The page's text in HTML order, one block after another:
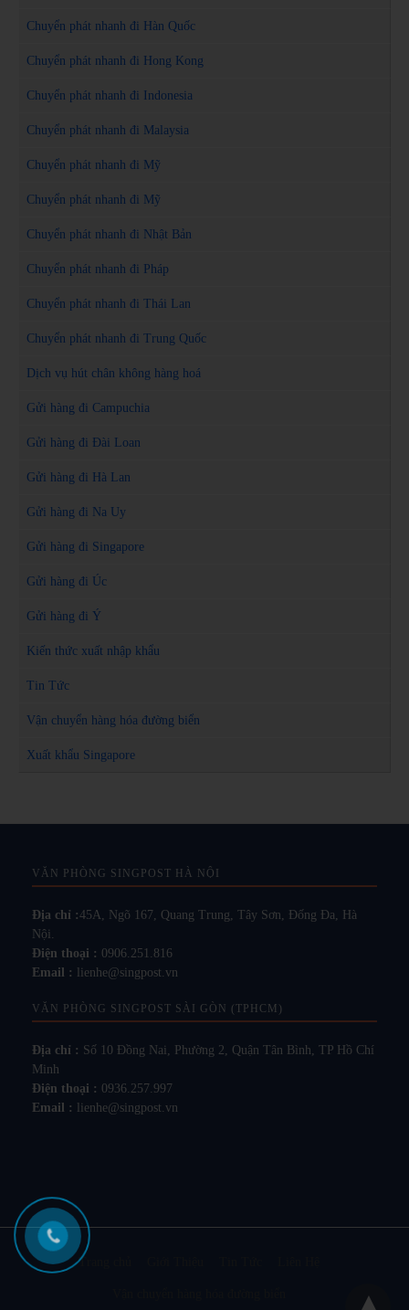
Chuyển phát nhanh đi Hàn Quốc
Chuyển phát nhanh đi Hong Kong
Chuyển phát nhanh đi Indonesia
Chuyển phát nhanh đi Malaysia
Chuyển phát nhanh đi Mỹ
Chuyển phát nhanh đi Mỹ
Chuyển phát nhanh đi Nhật Bản
Chuyển phát nhanh đi Pháp
Chuyển phát nhanh đi Thái Lan
Chuyển phát nhanh đi Trung Quốc
Dịch vụ hút chân không hàng hoá
Gửi hàng đi Campuchia
Gửi hàng đi Đài Loan
Gửi hàng đi Hà Lan
Gửi hàng đi Na Uy
Gửi hàng đi Singapore
Gửi hàng đi Úc
Gửi hàng đi Ý
Kiến thức xuất nhập khẩu
Tin Tức
Vận chuyển hàng hóa đường biển
Xuất khẩu Singapore
VĂN PHÒNG SINGPOST HÀ NỘI
Địa chỉ :45A, Ngõ 167, Quang Trung, Tây Sơn, Đống Đa, Hà
Nội.
Điện thoại : 0906.251.816
Email :
lienhe@singpost.vn
VĂN PHÒNG SINGPOST SÀI GÒN (TPHCM)
Địa chỉ : Số 10 Đồng Nai, Phường 2, Quận Tân Bình, TP Hồ Chí
Minh
Điện thoại : 0936.257.997
Email :
lienhe@singpost.vn
Trang chủ